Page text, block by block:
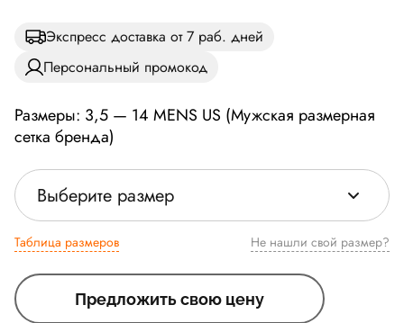
Экспресс доставка от 7 раб. дней
Персональный промокод
Размеры: 3,5 — 14 MENS US (Мужская размерная
сетка бренда)
Выберите размер
Таблица размеров Не нашли свой размер?
Предложить свою цену